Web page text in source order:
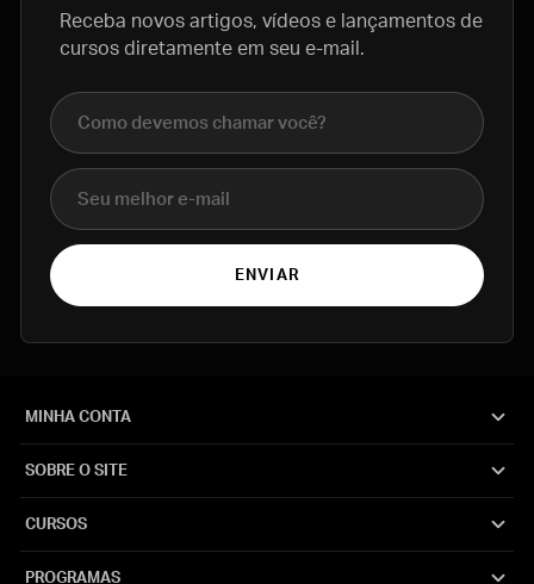
Receba novos artigos, vídeos e lançamentos de
cursos diretamente em seu e-mail.
Nome completo
E-mail
ENVIAR
MINHA CONTA
SOBRE O SITE
CURSOS
PROGRAMAS